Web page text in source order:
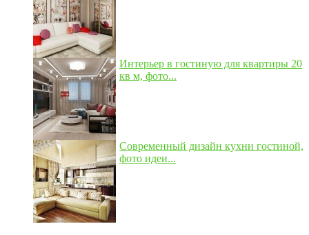
Интерьер в гостиную для квартиры 20
кв м, фото...
Современный дизайн кухни гостиной,
фото идеи...